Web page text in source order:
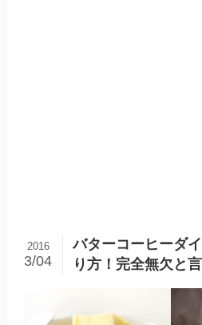
バターコーヒーダ
り方！完全無欠と
2016
3/04